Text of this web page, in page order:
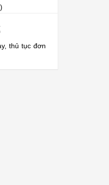
thủ tục đơn